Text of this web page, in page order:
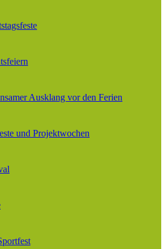
Ausklang vor den Ferien
und Projektwochen